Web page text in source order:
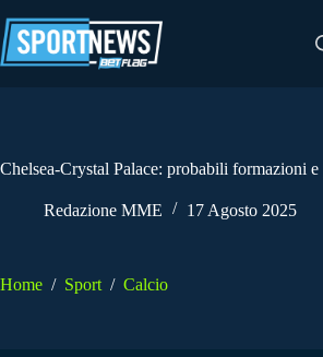
al
contenuto
Chelsea-Crystal Palace: probabili formazioni
Redazione MME 17 Agosto 2025
Home / Sport / Calcio